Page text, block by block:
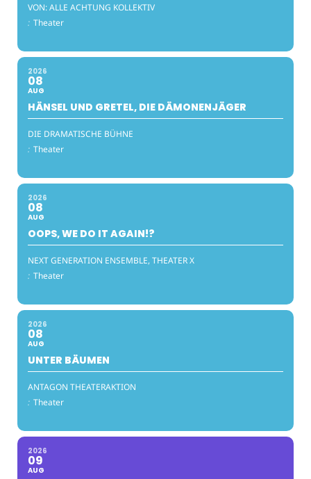
VON: ALLE ACHTUNG KOLLEKTIV
: Theater
2026
08
AUG
HÄNSEL UND GRETEL, DIE DÄMONENJÄGER
DIE DRAMATISCHE BÜHNE
: Theater
2026
08
AUG
OOPS, WE DO IT AGAIN!?
NEXT GENERATION ENSEMBLE, THEATER X
: Theater
2026
08
AUG
UNTER BÄUMEN
ANTAGON THEATERAKTION
: Theater
2026
09
AUG